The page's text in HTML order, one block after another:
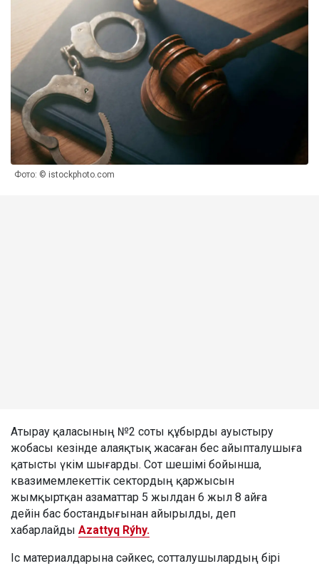
Фото: © istockphoto.com
Атырау қаласының №2 соты құбырды ауыстыру
жобасы кезінде алаяқтық жасаған бес айыпталушыға
қатысты үкім шығарды. Сот шешімі бойынша,
квазимемлекеттік сектордың қаржысын
жымқыртқан азаматтар 5 жылдан 6 жыл 8 айға
дейін бас бостандығынан айырылды, деп
хабарлайды Azattyq Rýhy.
Іс материалдарына сәйкес, сотталушылардың бірі